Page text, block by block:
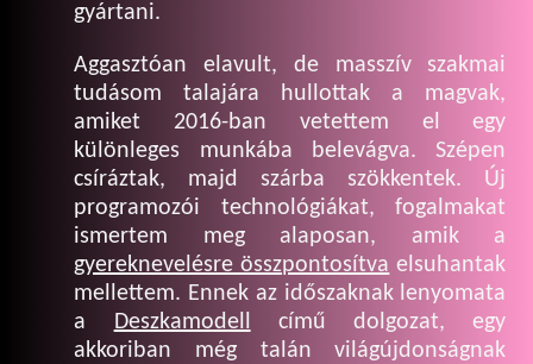
gyártani.
Aggasztóan elavult, de masszív szakmai
tudásom talajára hullottak a magvak,
amiket 2016-ban vetettem el egy
különleges munkába belevágva. Szépen
csíráztak, majd szárba szökkentek. Új
programozói technológiákat, fogalmakat
ismertem meg alaposan, amik a
gyereknevelésre összpontosítva elsuhantak
mellettem. Ennek az időszaknak lenyomata
a Deszkamodell című dolgozat, egy
akkoriban még talán világújdonságnak